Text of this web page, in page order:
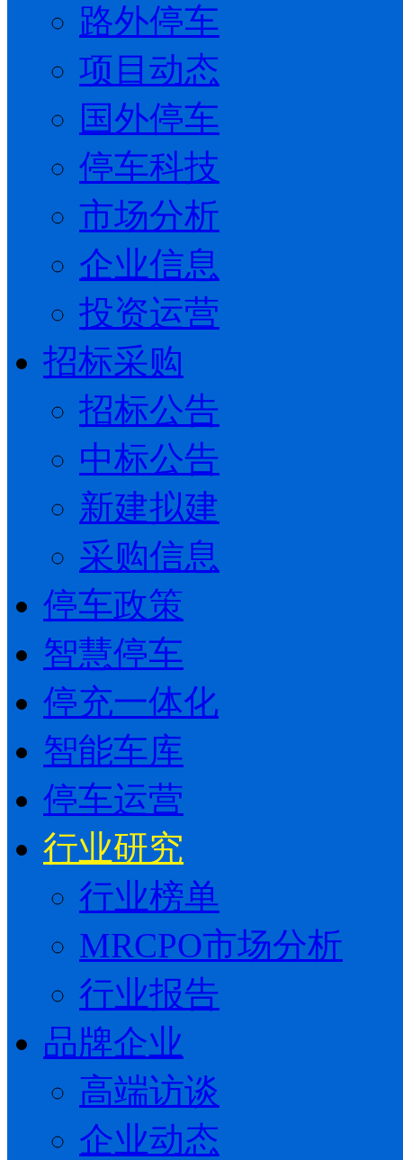
路外停车
项目动态
国外停车
停车科技
市场分析
企业信息
投资运营
招标采购
招标公告
中标公告
新建拟建
采购信息
停车政策
智慧停车
停充一体化
智能车库
停车运营
行业研究
行业榜单
MRCPO市场分析
行业报告
品牌企业
高端访谈
企业动态